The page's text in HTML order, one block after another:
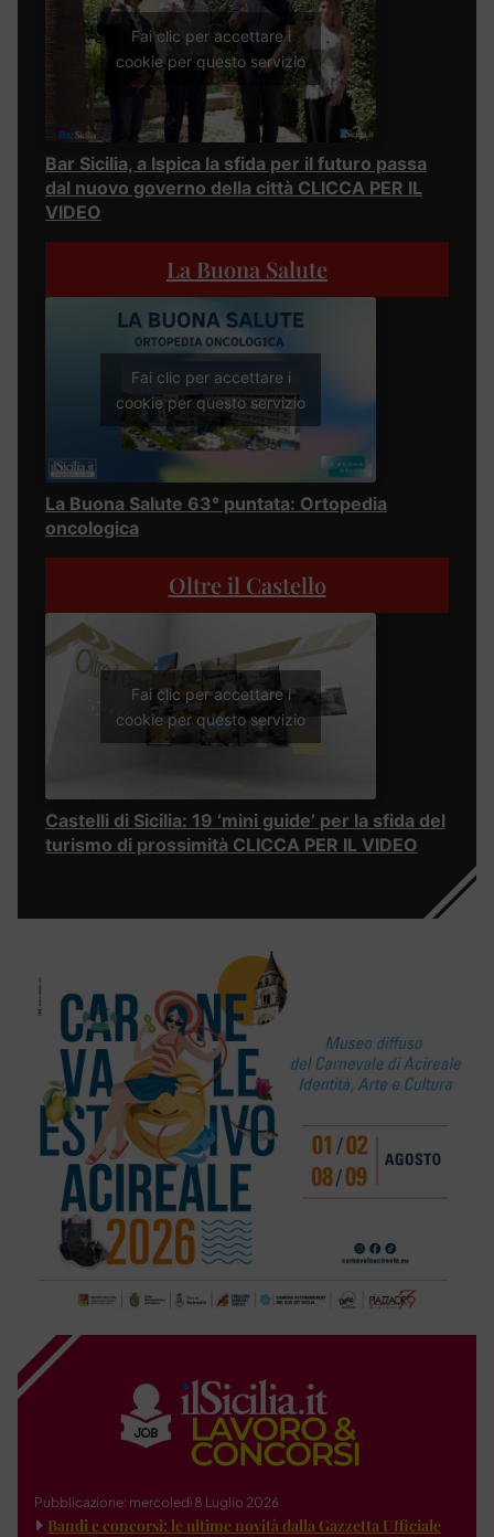
Fai clic per accettare i
cookie per questo servizio
Bar Sicilia, a Ispica la sfida per il futuro passa
dal nuovo governo della città CLICCA PER IL
VIDEO
La Buona Salute
Fai clic per accettare i
cookie per questo servizio
La Buona Salute 63° puntata: Ortopedia
oncologica
Oltre il Castello
Fai clic per accettare i
cookie per questo servizio
Castelli di Sicilia: 19 ‘mini guide’ per la sfida del
turismo di prossimità CLICCA PER IL VIDEO
Pubblicazione: mercoledì 8 Luglio 2026
Bandi e concorsi: le ultime novità dalla Gazzetta Ufficiale